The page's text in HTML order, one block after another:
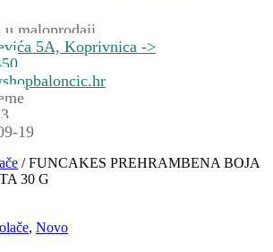
u maloprodaji
5A, Koprivnica ->
19
/ FUNCAKES PREHRAMBENA BOJA
30 G
, Novo